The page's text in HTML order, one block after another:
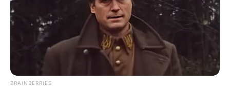
BRAINBERRIES